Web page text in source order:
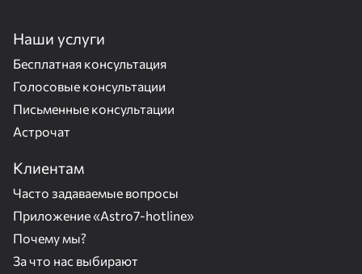
Наши услуги
Бесплатная консультация
Голосовые консультации
Письменные консультации
Астрочат
Клиентам
Часто задаваемые вопросы
Приложение «Astro7-hotline»
Почему мы?
За что нас выбирают